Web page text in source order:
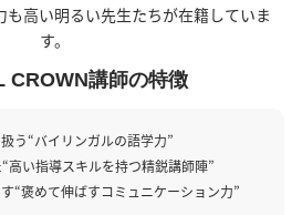
も高い明るい先生たちが在籍していま
す。
CROWN講師の特徴
う“バイリンガルの語学力”
高い指導スキルを持つ精鋭講師陣”
“褒めて伸ばすコミュニケーション力”